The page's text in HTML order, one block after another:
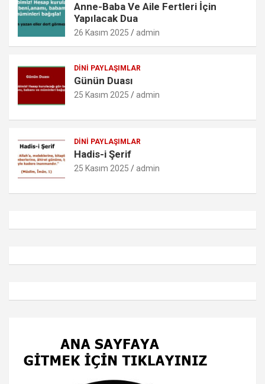
Anne-Baba Ve Aile Fertleri İçin
Yapılacak Dua
26 Kasım 2025 admin
DINI PAYLAŞIMLAR
Günün Duası
25 Kasım 2025 admin
DINI PAYLAŞIMLAR
Hadis-i Şerif
25 Kasım 2025 admin